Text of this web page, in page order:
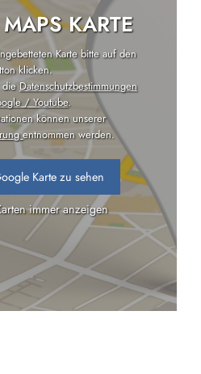
KARTE
Karte bitte auf den
klicken.
dieDatenschutzbestimmungen
/ Youtube.
können unserer
entnommen werden.
Karte zu sehen
immer anzeigen